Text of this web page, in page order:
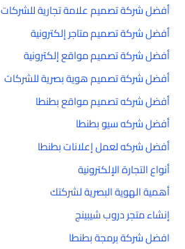
أفضل شركة تصميم علامة تجارية للشركات
أفضل شركة تصميم متاجر إلكترونية
أفضل شركة تصميم مواقع إلكترونية
أفضل شركة تصميم هوية بصرية للشركات
أفضل شركه تصميم مواقع بطنطا
أفضل شركه سيو بطنطا
أفضل شركه لعمل إعلانات بطنطا
أنواع التجارة الإلكترونية
أهمية الهوية البصرية لشركتك
إنشاء متجر دروب شيبينج
افضل شركة برمجة بطنطا